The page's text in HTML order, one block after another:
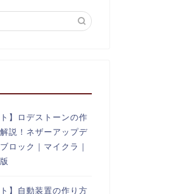
】ロデストーンの作
説！ネザーアップデ
ロック｜マイクラ｜
】自動装置の作り方